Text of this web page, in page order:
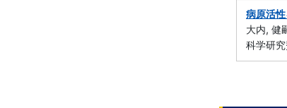
病原活
大内, 健
科学研